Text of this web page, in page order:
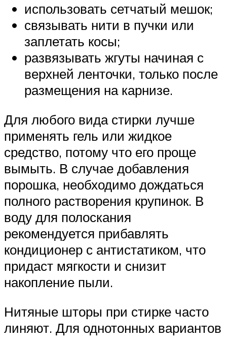
использовать сетчатый мешок;
связывать нити в пучки или
заплетать косы;
развязывать жгуты начиная с
верхней ленточки, только после
размещения на карнизе.
Для любого вида стирки лучше
применять гель или жидкое
средство, потому что его проще
вымыть. В случае добавления
порошка, необходимо дождаться
полного растворения крупинок. В
воду для полоскания
рекомендуется прибавлять
кондиционер с антистатиком, что
придаст мягкости и снизит
накопление пыли.
Нитяные шторы при стирке часто
линяют. Для однотонных вариантов